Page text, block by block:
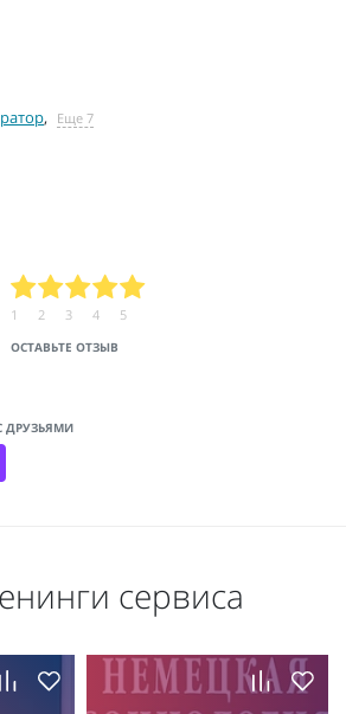
, Еще 7
ОСТАВЬТЕ ОТЗЫВ
1 2 3 4 5
ДРУЗЬЯМИ
сервиса